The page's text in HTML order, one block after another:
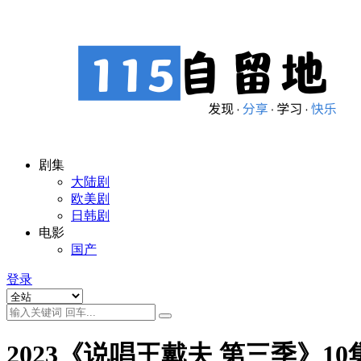
剧集
大陆剧
欧美剧
日韩剧
电影
国产
登录
2023《说唱王戴夫 第三季》10